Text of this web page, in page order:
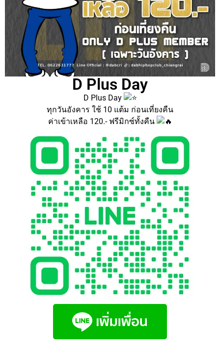
D Plus Day
D Plus Day
ทุกวันอังคาร ใช้ 10 แต้ม ก่อนเที่ยงคืน
ค่าเข้าเหลือ 120.- ฟรีมิกซ์ทั้งคืน